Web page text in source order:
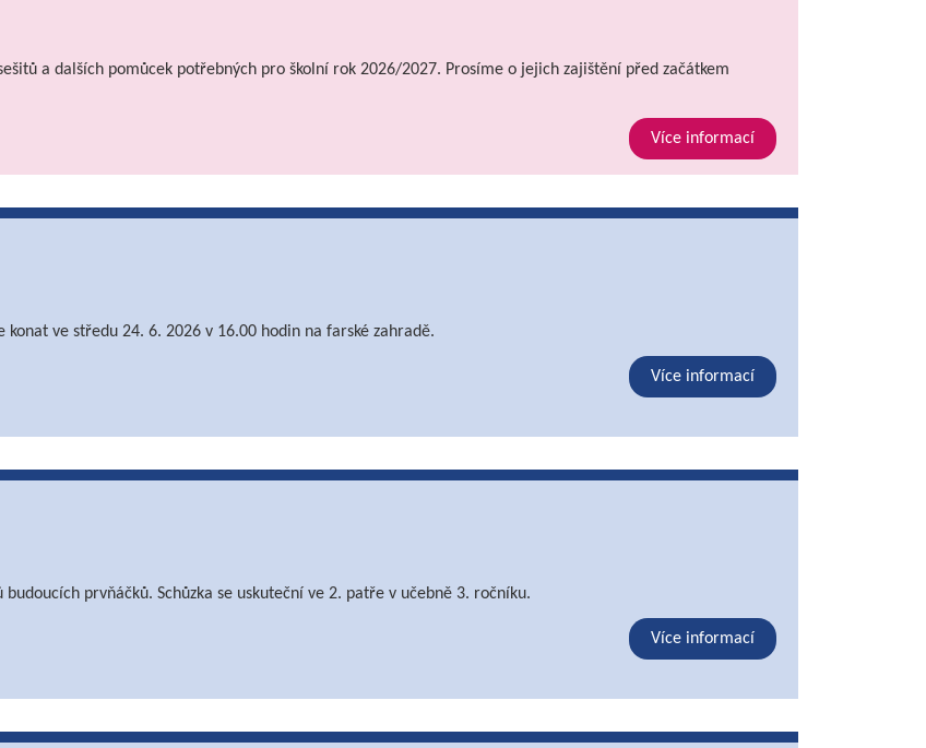
a dalších pomůcek potřebných pro školní rok 2026/2027. Prosíme o jejich zajištění před začátkem
Více informací
ve středu 24. 6. 2026 v 16.00 hodin na farské zahradě.
Více informací
prvňáčků. Schůzka se uskuteční ve 2. patře v učebně 3. ročníku.
Více informací